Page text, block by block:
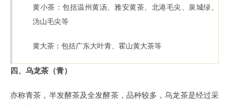
黄小茶：包括温州黄汤、雅安黄茶、北港毛尖、泉城绿、
沩山毛尖等
黄大茶：包括广东大叶青、霍山黄大茶等
四、乌龙茶（青）
亦称青茶，半发酵茶及全发酵茶，品种较多，乌龙茶是经过采